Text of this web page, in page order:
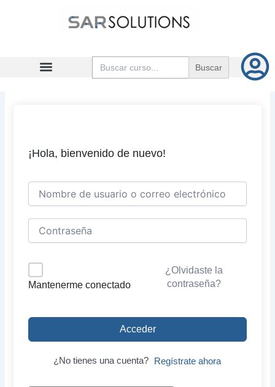
Buscar:
¡Hola, bienvenido de nuevo!
Mantenerme conectado
¿Olvidaste la
contraseña?
Acceder
¿No tienes una cuenta? Regístrate ahora